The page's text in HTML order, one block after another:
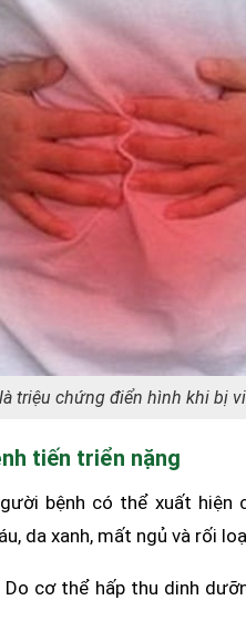
triệu chứng điển hình khi bị
tiến triển nặng
bệnh có thể xuất
da xanh, mất ngủ và rối
Do cơ thể hấp thu dinh